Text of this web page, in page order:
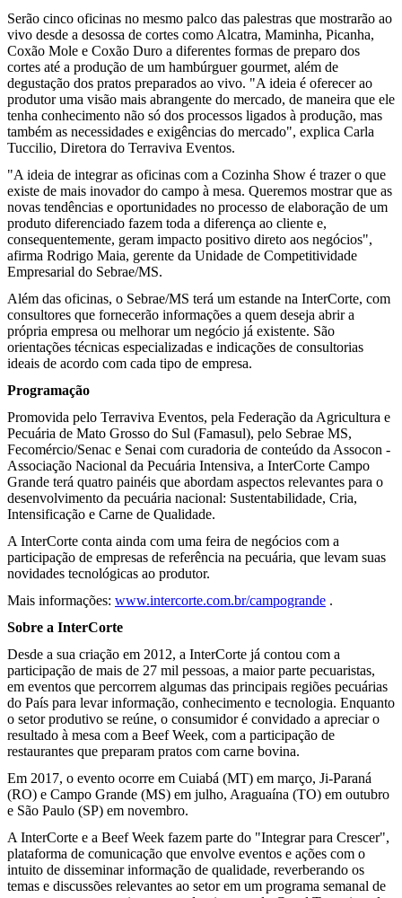
Serão cinco oficinas no mesmo palco das palestras que mostrarão ao
vivo desde a desossa de cortes como Alcatra, Maminha, Picanha,
Coxão Mole e Coxão Duro a diferentes formas de preparo dos
cortes até a produção de um hambúrguer gourmet, além de
degustação dos pratos preparados ao vivo. "A ideia é oferecer ao
produtor uma visão mais abrangente do mercado, de maneira que ele
tenha conhecimento não só dos processos ligados à produção, mas
também as necessidades e exigências do mercado", explica Carla
Tuccilio, Diretora do Terraviva Eventos.
"A ideia de integrar as oficinas com a Cozinha Show é trazer o que
existe de mais inovador do campo à mesa. Queremos mostrar que as
novas tendências e oportunidades no processo de elaboração de um
produto diferenciado fazem toda a diferença ao cliente e,
consequentemente, geram impacto positivo direto aos negócios",
afirma Rodrigo Maia, gerente da Unidade de Competitividade
Empresarial do Sebrae/MS.
Além das oficinas, o Sebrae/MS terá um estande na InterCorte, com
consultores que fornecerão informações a quem deseja abrir a
própria empresa ou melhorar um negócio já existente. São
orientações técnicas especializadas e indicações de consultorias
ideais de acordo com cada tipo de empresa.
Programação
Promovida pelo Terraviva Eventos, pela Federação da Agricultura e
Pecuária de Mato Grosso do Sul (Famasul), pelo Sebrae MS,
Fecomércio/Senac e Senai com curadoria de conteúdo da Assocon -
Associação Nacional da Pecuária Intensiva, a InterCorte Campo
Grande terá quatro painéis que abordam aspectos relevantes para o
desenvolvimento da pecuária nacional: Sustentabilidade, Cria,
Intensificação e Carne de Qualidade.
A InterCorte conta ainda com uma feira de negócios com a
participação de empresas de referência na pecuária, que levam suas
novidades tecnológicas ao produtor.
Mais informações: www.intercorte.com.br/campogrande .
Sobre a InterCorte
Desde a sua criação em 2012, a InterCorte já contou com a
participação de mais de 27 mil pessoas, a maior parte pecuaristas,
em eventos que percorrem algumas das principais regiões pecuárias
do País para levar informação, conhecimento e tecnologia. Enquanto
o setor produtivo se reúne, o consumidor é convidado a apreciar o
resultado à mesa com a Beef Week, com a participação de
restaurantes que preparam pratos com carne bovina.
Em 2017, o evento ocorre em Cuiabá (MT) em março, Ji-Paraná
(RO) e Campo Grande (MS) em julho, Araguaína (TO) em outubro
e São Paulo (SP) em novembro.
A InterCorte e a Beef Week fazem parte do "Integrar para Crescer",
plataforma de comunicação que envolve eventos e ações com o
intuito de disseminar informação de qualidade, reverberando os
temas e discussões relevantes ao setor em um programa semanal de